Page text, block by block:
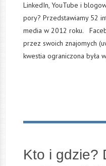
LinkedIn, YouTube i
pory? Przedstawiamy 52
media w 2012 roku.
przez swoich znajomych
kwestia ograniczona była
Kto i gdzie?